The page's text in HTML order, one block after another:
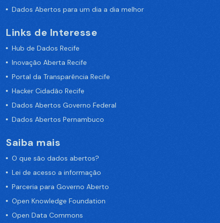
Dados Abertos para um dia a dia melhor
Links de Interesse
Hub de Dados Recife
Inovação Aberta Recife
Portal da Transparência Recife
Hacker Cidadão Recife
Dados Abertos Governo Federal
Dados Abertos Pernambuco
Saiba mais
O que são dados abertos?
Lei de acesso a informação
Parceria para Governo Aberto
Open Knowledge Foundation
Open Data Commons